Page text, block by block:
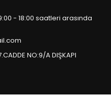
- 18:00 saatleri arasında
NO:9/A DIŞKAPI